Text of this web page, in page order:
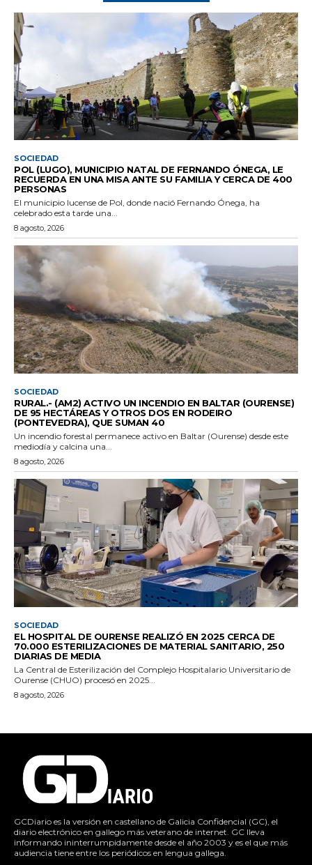
SOCIEDAD
POL (LUGO), MUNICIPIO NATAL DE FERNANDO ÓNEGA, LE
RECUERDA EN UNA MISA ANTE SU FAMILIA Y CERCA DE 400
PERSONAS
El municipio lucense de Pol, donde nació Fernando Ónega, ha
celebrado esta tarde una...
8 agosto, 2026
SOCIEDAD
RURAL.- (AM2) ACTIVO UN INCENDIO EN BALTAR (OURENSE)
DE 95 HECTÁREAS Y OTROS DOS EN RODEIRO
(PONTEVEDRA), QUE SUMAN 40
Un incendio forestal permanece activo en Baltar (Ourense) desde este
mediodía y calcina una...
8 agosto, 2026
SOCIEDAD
EL HOSPITAL DE OURENSE REALIZÓ EN 2025 CERCA DE
70.000 ESTERILIZACIONES DE MATERIAL SANITARIO, 250
DIARIAS DE MEDIA
La Central de Esterilización del Complejo Hospitalario Universitario de
Ourense (CHUO) procesó en 2025...
8 agosto, 2026
GCDiario es la versión en castellano de Galicia Confidencial (GC), el
diario electrónico en gallego más veterano de internet. GC lleva
informando ininterrumpidamente desde el año 2003 y es el que más
audiencia tiene entre los periódicos en lengua gallega.